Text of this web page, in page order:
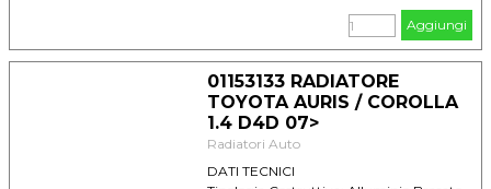
TOYOTA Verso 1.6 DAL: 2009 AL: --
TOYOTA Verso 1.8 DAL: 2009 AL: --
Aggiungi
01153133 RADIATORE
TOYOTA AURIS / COROLLA
1.4 D4D 07>
Radiatori Auto
DATI TECNICI